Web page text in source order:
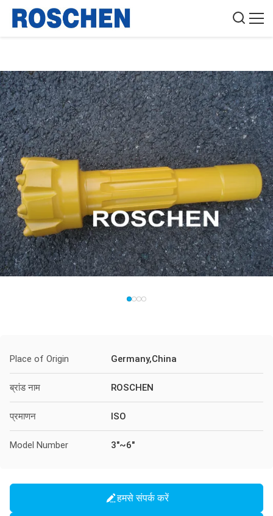
Place of Origin Germany,China
ब्रांड नाम ROSCHEN
प्रमाणन ISO
Model Number 3"~6"
हमसे संपर्क करें